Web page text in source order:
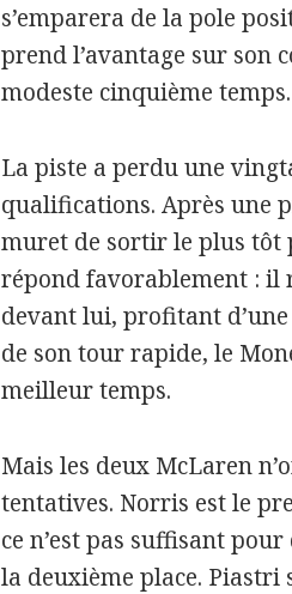
s’emparera de la pole
prend l’avantage sur son
modeste cinquième temps.
La piste a perdu une
qualifications. Après une
muret de sortir le plus tôt
répond favorablement : il
devant lui, profitant
de son tour rapide, le
meilleur temps.
Mais les deux McLaren
tentatives. Norris est le
ce n’est pas suffisant
la deuxième place. Piastri